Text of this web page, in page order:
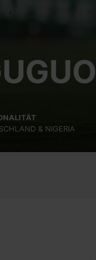
& NIGERIA